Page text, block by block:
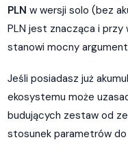
PLN w wersji solo (bez
PLN jest znacząca i
stanowi mocny
Jeśli posiadasz już
ekosystemu może
budujących zestaw od
stosunek parametrów do